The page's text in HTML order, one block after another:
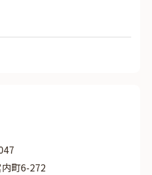
町6-272